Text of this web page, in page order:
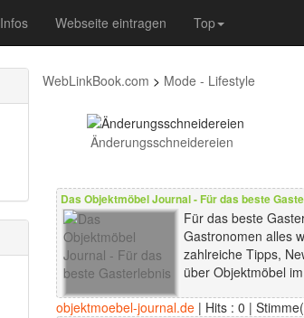
Infos Webseite eintragen Top
WebLinkBook.com > Mode - Lifestyle
Änderungsschneidereien
Das Objektmöbel Journal - Für das beste
Für das beste
Gastronomen alles
zahlreiche Tipps,
über Objektmöbel
objektmoebel-journal.de| Hits : 0 |